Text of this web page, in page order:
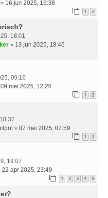
» 16 jun 2025, 16:38
1 2
18:01
» 13 jun 2025, 18:46
09:16
09 mei 2025, 12:26
1 2
» 07 mei 2025, 07:59
1 2
19:07
22 apr 2025, 23:49
1 2 3 4 5